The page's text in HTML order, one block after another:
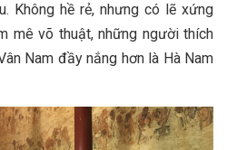
Không hề rẻ, nhưng có lẽ xứng
mê võ thuật, những người thích
Nam đầy nắng hơn là Hà Nam